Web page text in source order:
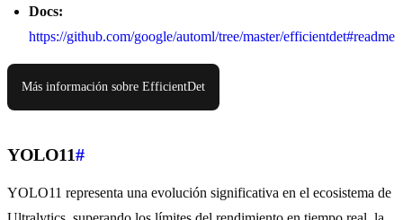
Docs:
https://github.com/google/automl/tree/master/efficientdet#readme
Más información sobre EfficientDet
YOLO11#
YOLO11 representa una evolución significativa en el ecosistema de